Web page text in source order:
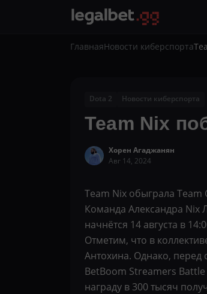
ГлавнаяНовости киберспорта
Dota 2 Новости киберспорта
Team Nix
Хорен Агаджанян
Авг 14, 2024
Team Nix обыграла
Команда Александра Nix
начнётся 14 августа в
Отметим, что в
Антохина. Однако, перед
BetBoom Streamers
награду в 300 тысяч